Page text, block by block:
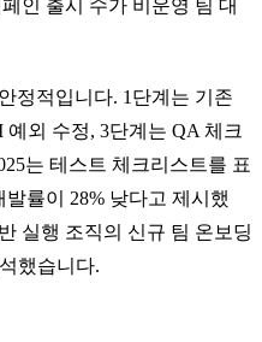
인 출시 수가 비운영 팀 대
정적입니다. 1단계는 기존
외 수정, 3단계는 QA 체크
는 테스트 체크리스트를 표
률이 28% 낮다고 제시했
실행 조직의 신규 팀 온보딩
했습니다.